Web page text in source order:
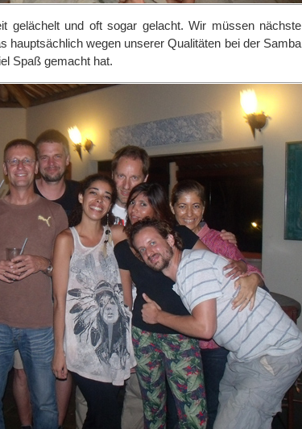
gelächelt und oft sogar gelacht. Wir müssen nächste
hauptsächlich wegen unserer Qualitäten bei der Samba
Spaß gemacht hat.